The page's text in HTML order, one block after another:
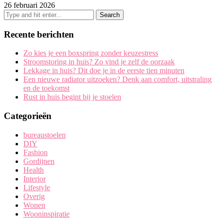
26 februari 2026
Recente berichten
Zo kies je een boxspring zonder keuzestress
Stroomstoring in huis? Zo vind je zelf de oorzaak
Lekkage in huis? Dit doe je in de eerste tien minuten
Een nieuwe radiator uitzoeken? Denk aan comfort, uitstraling
en de toekomst
Rust in huis begint bij je stoelen
Categorieën
bureaustoelen
DIY
Fashion
Gordijnen
Health
Interior
Lifestyle
Overig
Wonen
Wooninspiratie